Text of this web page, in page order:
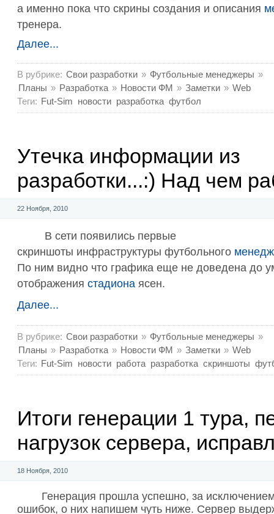
а именно пока что скрины создания и описания
тренера.
Далее...
В рубрике: Свои разработки » Футбольные менеджеры »
Планы » Разработка » Новости ФМ » Заметки » Web
Теги: Fut-Sim новости разработка футбол
Утечка информации из
разработки...:) Над чем
22 Ноября, 2010
В сети появились первые
скриншоты инфраструктуры футбольного
По ним видно что графика еще не доведена до
отображения стадиона ясен.
Далее...
В рубрике: Свои разработки » Футбольные менеджеры »
Планы » Разработка » Новости ФМ » Заметки » Web
Теги: Fut-Sim новости работа разработка скриншоты
Итоги генерации 1 тура,
нагрузок сервера,
18 Ноября, 2010
Генерация прошла успешно, за
ошибок, о них напишем чуть ниже. Сервер